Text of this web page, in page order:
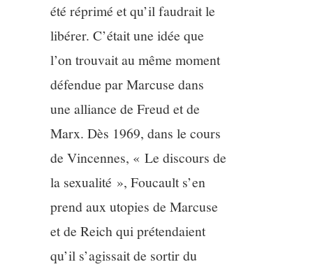
été réprimé et qu’il faudrait le
libérer. C’était une idée que
l’on trouvait au même moment
défendue par Marcuse dans
une alliance de Freud et de
Marx. Dès 1969, dans le cours
de Vincennes, « Le discours de
la sexualité », Foucault s’en
prend aux utopies de Marcuse
et de Reich qui prétendaient
qu’il s’agissait de sortir du